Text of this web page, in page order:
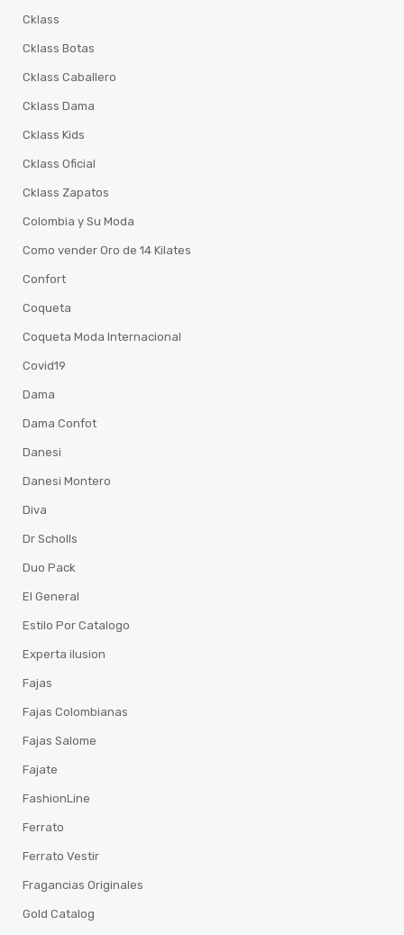
Cklass
Cklass Botas
Cklass Caballero
Cklass Dama
Cklass Kids
Cklass Oficial
Cklass Zapatos
Colombia y Su Moda
Como vender Oro de 14 Kilates
Confort
Coqueta
Coqueta Moda Internacional
Covid19
Dama
Dama Confot
Danesi
Danesi Montero
Diva
Dr Scholls
Duo Pack
El General
Estilo Por Catalogo
Experta ilusion
Fajas
Fajas Colombianas
Fajas Salome
Fajate
FashionLine
Ferrato
Ferrato Vestir
Fragancias Originales
Gold Catalog